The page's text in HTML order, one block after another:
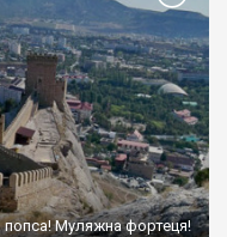
попса! Муляжна фортеця!